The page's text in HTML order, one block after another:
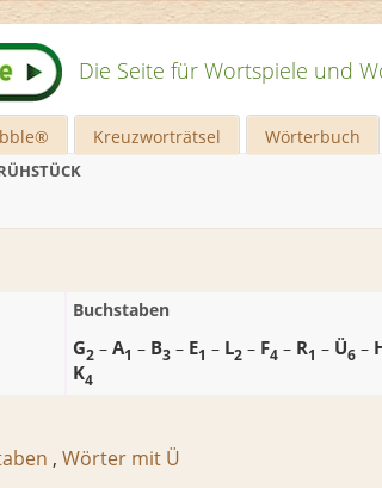
Die Seite für Wortspiele und
Kreuzworträtsel Wörterbuch
Buchstaben
G2 – A1 – B3 – E1 – L2 – F4 – R1 – Ü6 –
K4
, Wörter mit Ü